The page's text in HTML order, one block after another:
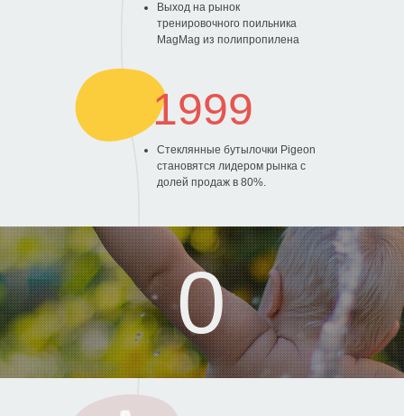
Стеклянные бутылочки Pigeon
становятся лидером рынка с
долей продаж в 80%.
1999
Выход на рынок
тренировочного поильника
MagMag из полипропилена
История создания
детской бутылочки
ответственность
Ценим уникальность
каждого малыша
Политика обработки cookies
Пользовательское соглашение
ООО «НТС «Градиент», ОГРН: 1027739304570, ИНН: 7720125736.
125315, г. Москва, вн. тер. г. муниципальный округ Аэропорт, Ленинградский
проспект, д. 72, корпус 1.
Горячая линия Pigeon 8 800 333 45 70
Copyright © Pigeon Corporation All Rights Reserved.
РОССИЯ